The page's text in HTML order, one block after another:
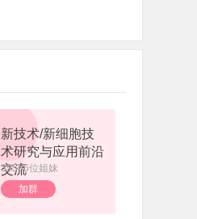
新技术/新细胞技
术研究与应用前沿
交流
35586位姐妹
加群